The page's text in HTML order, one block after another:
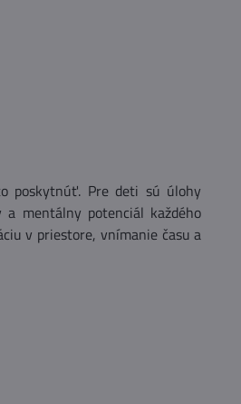
poskytnúť. Pre deti sú úlohy
mentálny potenciál každého
v priestore, vnímanie času a